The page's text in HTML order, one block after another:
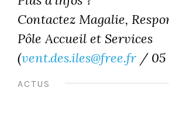
Contactez Magalie,
Pôle Accueil et Services
(vent.des.iles@free.fr / 05
ACTUS